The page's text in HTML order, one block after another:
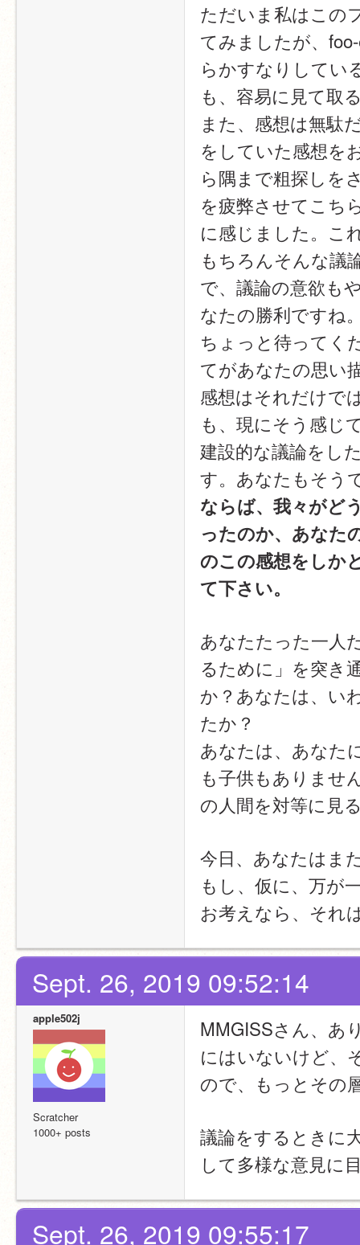
ただいま私はこの
てみましたが、
らかすなりしてい
も、容易に見て取
また、感想は無駄
をしていた感想を
ら隅まで粗探しを
を疲弊させてこち
に感じました。こ
もちろんそんな議
で、議論の意欲も
なたの勝利ですね
ちょっと待ってく
てがあなたの思い
感想はそれだけで
も、現にそう感じ
建設的な議論をし
す。あなたもそう
ならば、我々がど
ったのか、あなた
のこの感想をしか
て下さい。
あなたたった一人
るために」を突き
か？あなたは、い
たか？
あなたは、あなた
も子供もありませ
の人間を対等に見
今日、あなたはま
もし、仮に、万が
お考えなら、それ
Sept. 26, 2019 09:52:14
apple502j
Scratcher
1000+ posts
MMGISSさん、あ
にはいないけど、
ので、もっとその
議論をするときに
して多様な意見に
Sept. 26, 2019 09:55:17